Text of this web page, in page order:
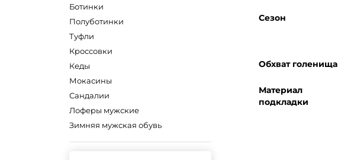
Ботинки
Полуботинки
Туфли
Кроссовки
Кеды
Мокасины
Сандалии
Лоферы мужские
Зимняя мужская обувь
Сезон
Обхват голенища
Материал
подкладки